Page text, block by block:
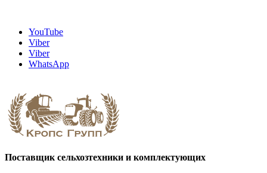
YouTube
Viber
Viber
WhatsApp
Поставщик сельхозтехники и комплектующих